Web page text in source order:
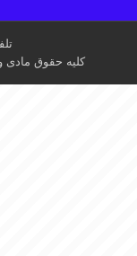
تلفن
کلیه حقوق مادی